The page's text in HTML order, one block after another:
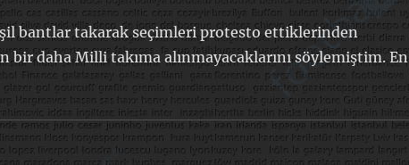
bantlar takarak seçimleri protesto ettiklerinden
daha Milli takıma alınmayacaklarını söylemiştim. En